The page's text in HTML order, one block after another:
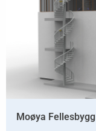
Moøya Fellesbygg